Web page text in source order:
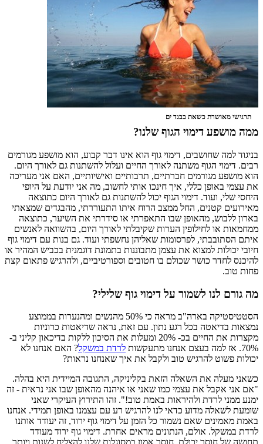
תרגישי מאושרת כשאת בבגד ים
ממה מושפע דימוי הגוף שלנו?
בניגוד למה שחושבים, דימוי גוף הוא אינו דבר קבוע, הוא מושפע מגורמים
רבים. דימוי הגוף משתנה לאורך החיים ועלול להשתנות גם לאורך היום.
הוא מושפע מגורמים חברתיים, תרבותיים ואישיותיים, האם אני מעריכה
את עצמי באופן כללי, איך חינכו אותי לחשוב, מה אני יודעת על היופי
היחסי שלי, ועוד. דימוי הגוף יכול להשתנות גם לאורך היום כתוצאה
מאירועים קטנים, החל ממצב הרוח איתו התעוררתי, מהבגדים שמצאתי
בארון ללבוש, מהאופן שבו התאפרתי או סידרתי את השיער, כתוצאה
ממחמאות או לחילופין הערות שקיבלתי לאורך היום, בהשוואה לאנשים
איתם הסתובבתי, לפרסומות שאליהן נחשפתי ועוד. גם בנות עם דימוי גוף
חיובי יכולות למצוא את עצמן מתבוננות בתמונת דוגמנית בכביש המהיר או
להיכנס לחדר כושר שכולם בו חטובים וספורטיביים, ולהרגיש פתאום קצת
פחות טוב.
מה גורם לנו לשמור על דימוי גוף שלילי?
הסטטיסטיקה בארה"ב מראה כי 50% מהנשים ומהנערות בממוצע
נמצאות בדיאטה בכל רגע נתון. עם זאת, נראה שדיאטות כרוניות
מקצרות את החיים בכ- 20% ומעלות את הסיכון ללקות בדיכאון קליני ב-
70%. אז למה בעצם אנחנו מתעקשות
לרדת במשקל? האם אנחנו לא
יכולות פשוט להרגיש טוב ולקבל את איך שאנחנו נראות?
כשאני מעלה את השאלה הזאת בקליניקה, התגובה המיידית היא בהלה.
"אם אני אקבל את עצמי כמו שאני או איהנה מהאופן שבו אני נראית - זה
ימנע ממני לרדת ולהיראות באמת טוב!". זהו התירוץ העיקרי שאני
שומעת לשאלה מדוע כדאי לנו להרגיש רע עם עצמנו באופן תמידי. אנחנו
באמת מאמינים שאם נשמור כל הזמן על דימוי גוף ירוד, זה יעודד אותנו
לרדת במשקל. אולם, הנתונים מראים אחרת. דימוי גוף ירוד מעודד